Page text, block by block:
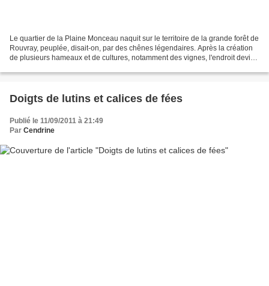
Le quartier de la Plaine Monceau naquit sur le territoire de la grande forêt de
Rouvray, peuplée, disait-on, par des chênes légendaires. Après la création
de plusieurs hameaux et de cultures, notamment des vignes, l'endroit devint
Doigts de lutins et calices de fées
Publié le 11/09/2011 à 21:49
Par Cendrine